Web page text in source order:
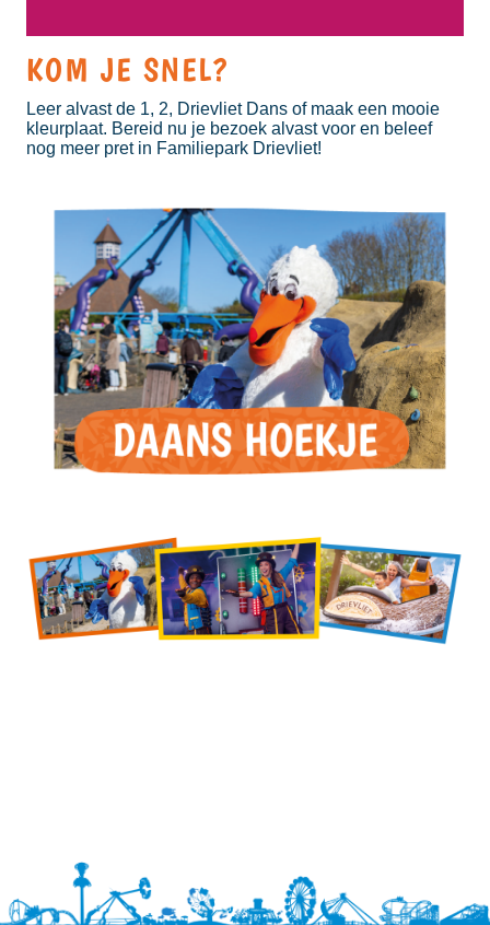
KOM JE SNEL?
Leer alvast de 1, 2, Drievliet Dans of maak een mooie
kleurplaat. Bereid nu je bezoek alvast voor en beleef
nog meer pret in Familiepark Drievliet!